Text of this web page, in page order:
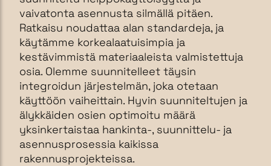
vaivatonta asennusta silmällä pitäen.
Ratkaisu noudattaa alan standardeja, ja
käytämme korkealaatuisimpia ja
kestävimmistä materiaaleista valmistettuja
osia. Olemme suunnitelleet täysin
integroidun järjestelmän, joka otetaan
käyttöön vaiheittain. Hyvin suunniteltujen ja
älykkäiden osien optimoitu määrä
yksinkertaistaa hankinta-, suunnittelu- ja
asennusprosessia kaikissa
rakennusprojekteissa.